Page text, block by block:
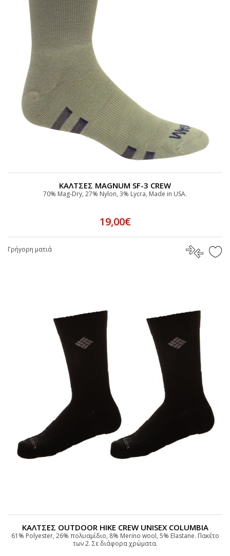
ΚΑΛΤΣΕΣ MAGNUM SF-3 CREW
70% Mag-Dry, 27% Nylon, 3% Lycra, Made in USA.
19,00€
Γρήγορη ματιά
ΚΑΛΤΣΕΣ OUTDOOR HIKE CREW UNISEX COLUMBIA
61% Polyester, 26% πολυαμίδιο, 8% Merino wool, 5% Elastane. Πακέτο
των 2. Σε διάφορα χρώματα.